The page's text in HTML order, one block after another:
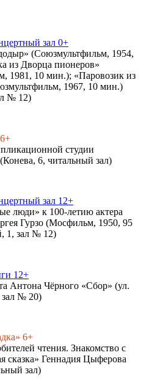
зал 0+
(Союзмультфильм, 1954,
из Дворца пионеров»
1981, 10 мин.); «Паровозик из
1967, 10 мин.)
№ 12)
студии
6, читальный зал)
зал 12+
люди» к 100-летию актера
Гурзо (Мосфильм, 1950, 95
1, зал № 12)
12+
Антона Чёрного «Сбор» (ул.
№ 20)
6+
чтения. Знакомство с
сказка» Геннадия Цыферова
зал)